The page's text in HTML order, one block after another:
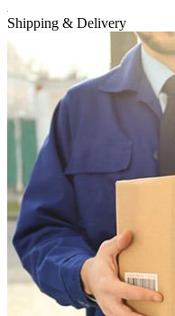
Shipping & Delivery